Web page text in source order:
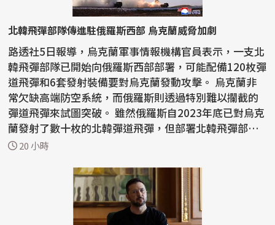
北韓飛彈部隊傳進駐俄羅斯西部 烏克蘭威脅加劇
路透社5日報導，烏克蘭軍事情報機構官員表示，一支北
韓飛彈部隊已開始向俄羅斯西部部署，可能配備120枚彈
道飛彈和6套發射裝備要對烏克蘭發動攻擊。 烏克蘭非
常欠缺高端防空系統，而俄羅斯則透過特別難以攔截的
彈道飛彈來試圖突破。 雖然俄羅斯自2023年底已對烏克
蘭發射了數十枚的北韓彈道飛彈，但部署北韓飛彈部
隊...20 小時